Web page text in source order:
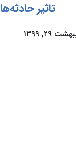
تاثیر حادثه‌ها
۲۹, ۱۳۹۹